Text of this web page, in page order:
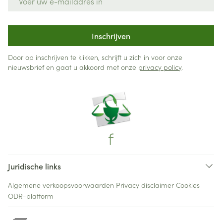
Inschrijven
Door op inschrijven te klikken, schrijft u zich in voor onze
nieuwsbrief en gaat u akkoord met onze privacy policy.
Juridische links
Algemene verkoopsvoorwaarden Privacy disclaimer Cookies
ODR-platform